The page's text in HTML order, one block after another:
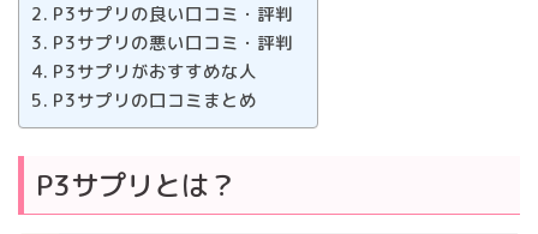
P3サプリの良い口コミ・評判
P3サプリの悪い口コミ・評判
P3サプリがおすすめな人
P3サプリの口コミまとめ
P3サプリとは？